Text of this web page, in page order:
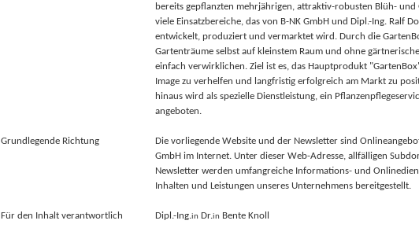
bereits gepflanzten mehrjährigen, attraktiv-robusten Blüh- und
viele Einsatzbereiche, das von B-NK GmbH und Dipl.-Ing. Ralf
entwickelt, produziert und vermarktet wird. Durch die
Gartenträume selbst auf kleinstem Raum und ohne
einfach verwirklichen. Ziel ist es, das Hauptprodukt
Image zu verhelfen und langfristig erfolgreich am Markt zu
hinaus wird als spezielle Dienstleistung, ein
angeboten.
Grundlegende Richtung
Die vorliegende Website und der Newsletter sind
GmbH im Internet. Unter dieser Web-Adresse, allfälligen
Newsletter werden umfangreiche Informations- und
Inhalten und Leistungen unseres Unternehmens bereitgestellt.
Für den Inhalt verantwortlich Dipl.-Ing.in Dr.in Bente Knoll